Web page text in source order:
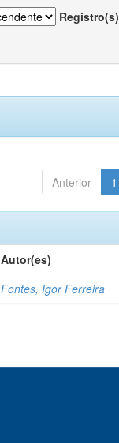
Registro(s)
Anterior 1
Autor(es)
Fontes, Igor Ferreira